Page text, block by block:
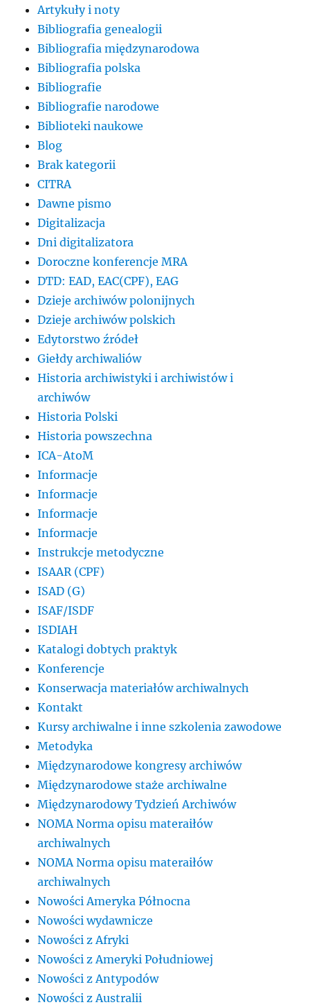
Artykuły i noty
Bibliografia genealogii
Bibliografia międzynarodowa
Bibliografia polska
Bibliografie
Bibliografie narodowe
Biblioteki naukowe
Blog
Brak kategorii
CITRA
Dawne pismo
Digitalizacja
Dni digitalizatora
Doroczne konferencje MRA
DTD: EAD, EAC(CPF), EAG
Dzieje archiwów polonijnych
Dzieje archiwów polskich
Edytorstwo źródeł
Giełdy archiwaliów
Historia archiwistyki i archiwistów i
archiwów
Historia Polski
Historia powszechna
ICA-AtoM
Informacje
Informacje
Informacje
Informacje
Instrukcje metodyczne
ISAAR (CPF)
ISAD (G)
ISAF/ISDF
ISDIAH
Katalogi dobtych praktyk
Konferencje
Konserwacja materiałów archiwalnych
Kontakt
Kursy archiwalne i inne szkolenia zawodowe
Metodyka
Międzynarodowe kongresy archiwów
Międzynarodowe staże archiwalne
Międzynarodowy Tydzień Archiwów
NOMA Norma opisu materaiłów
archiwalnych
NOMA Norma opisu materaiłów
archiwalnych
Nowości Ameryka Północna
Nowości wydawnicze
Nowości z Afryki
Nowości z Ameryki Południowej
Nowości z Antypodów
Nowości z Australii